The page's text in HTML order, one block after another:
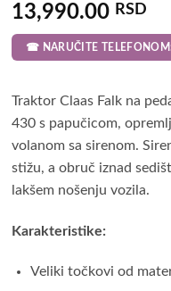
13,990.00 RSD
☎ NARUČITE
Traktor Claas Falk na
430 s papučicom,
volanom sa sirenom.
stižu, a obruč iznad
lakšem nošenju vozila.
Karakteristike:
Veliki točkovi od